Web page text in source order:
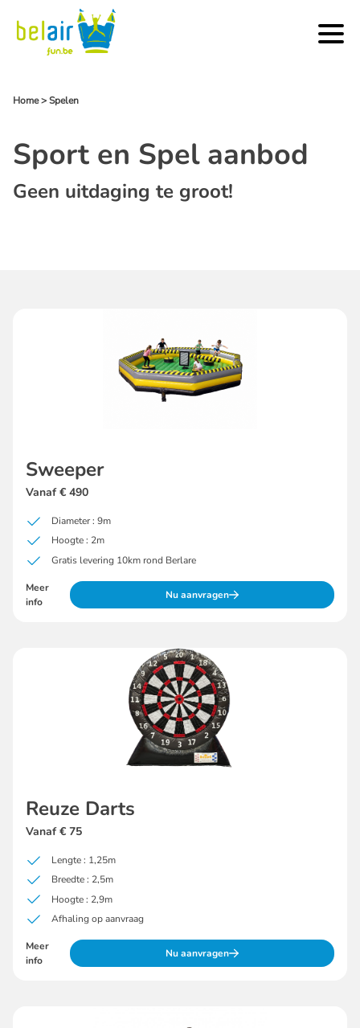
Home>Spelen
Sport en Spel aanbod
Geen uitdaging te groot!
Sweeper
Vanaf € 490
Diameter : 9m
Hoogte : 2m
Gratis levering 10km rond Berlare
Meer
info
Nu aanvragen
Reuze Darts
Vanaf € 75
Lengte : 1,25m
Breedte : 2,5m
Hoogte : 2,9m
Afhaling op aanvraag
Meer
info
Nu aanvragen